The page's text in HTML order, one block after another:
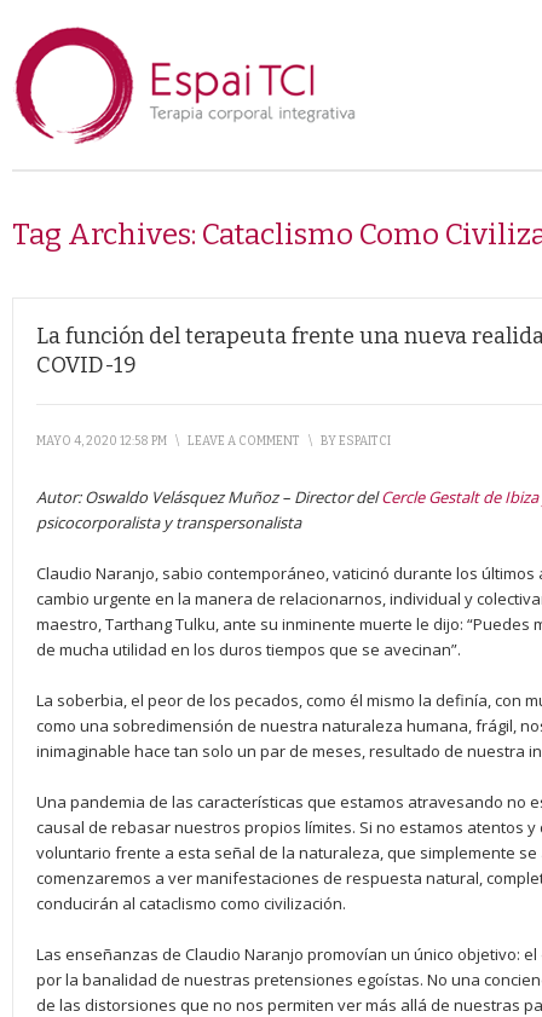
Tag Archives: Cataclismo Como
La función del terapeuta frente una nueva
COVID-19
MAYO 4, 2020 12:58 PM \ LEAVE A COMMENT \ BYESPAITCI
Autor: Oswaldo Velásquez Muñoz – Director delCercle Gestalt de Ibiza
psicocorporalista y transpersonalista
Claudio Naranjo, sabio contemporáneo, vaticinó durante los
cambio urgente en la manera de relacionarnos, individual y
maestro, Tarthang Tulku, ante su inminente muerte le dijo:
de mucha utilidad en los duros tiempos que se avecinan”.
La soberbia, el peor de los pecados, como él mismo la definía, con
como una sobredimensión de nuestra naturaleza humana, frágil,
inimaginable hace tan solo un par de meses, resultado de nuestra
Una pandemia de las características que estamos atravesando no
causal de rebasar nuestros propios límites. Si no estamos atentos
voluntario frente a esta señal de la naturaleza, que simplemente
comenzaremos a ver manifestaciones de respuesta natural,
conducirán al cataclismo como civilización.
Las enseñanzas de Claudio Naranjo promovían un único objetivo:
por la banalidad de nuestras pretensiones egoístas. No una
de las distorsiones que no nos permiten ver más allá de nuestras